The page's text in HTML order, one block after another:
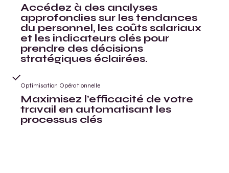
Accédez à des analyses
approfondies sur les tendances
du personnel, les coûts salariaux
et les indicateurs clés pour
prendre des décisions
stratégiques éclairées.
Optimisation Opérationnelle
Maximisez l’efficacité de votre
travail en automatisant les
processus clés